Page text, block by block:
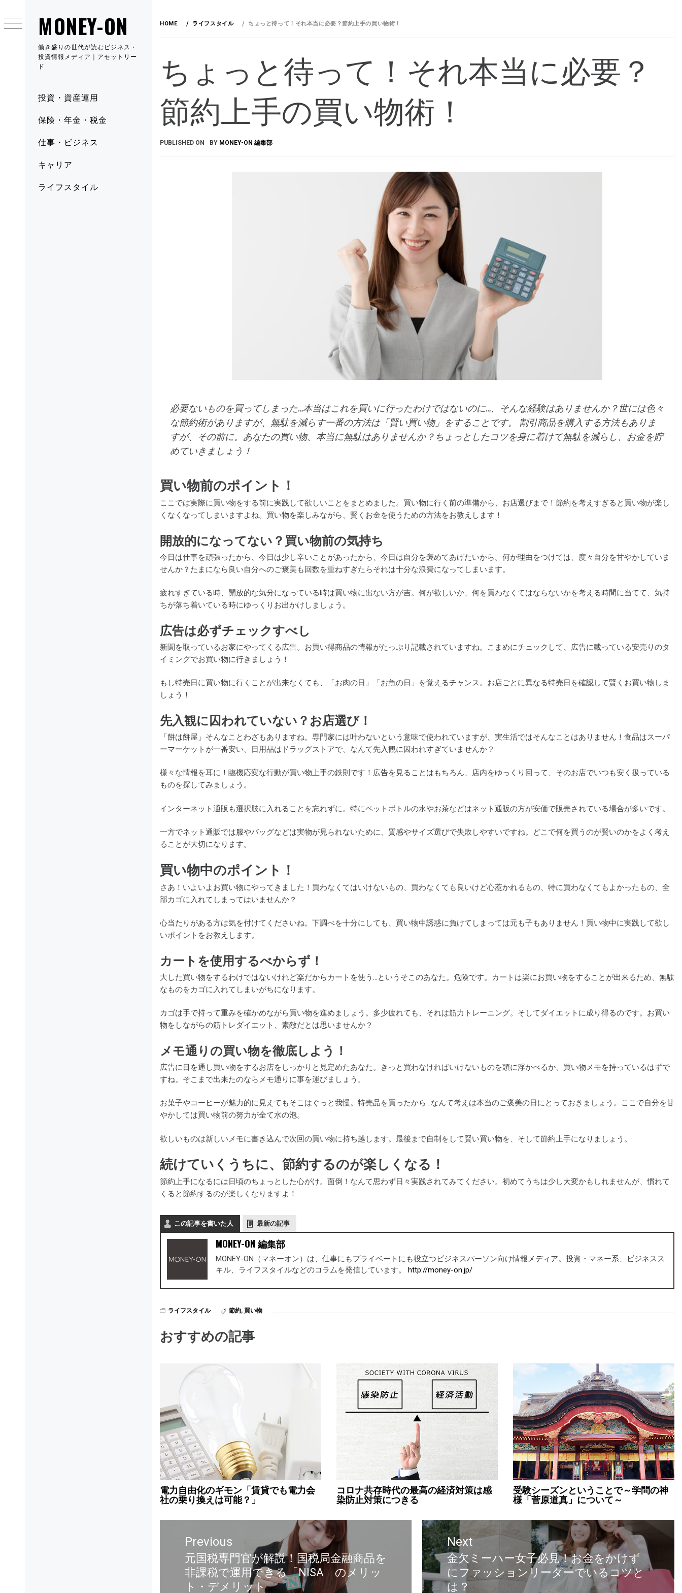
MONEY-ON
働き盛りの世代が読むビジネス・
投資情報メディア｜アセットリー
ド
投資・資産運用
保険・年金・税金
仕事・ビジネス
キャリア
ライフスタイル
HOME ライフスタイル ちょっと待って！それ本当に必要？節約上手の買い物術！
ちょっと待って！それ本当に必要？
節約上手の買い物術！
PUBLISHED ON BY MONEY-ON 編集部
必要ないものを買ってしまった…本当はこれを買いに行ったわけではないのに…、そんな経験はありませんか？世には色々
な節約術がありますが、無駄を減らす一番の方法は「賢い買い物」をすることです。 割引商品を購入する方法もありま
すが、その前に。あなたの買い物、本当に無駄はありませんか？ちょっとしたコツを身に着けて無駄を減らし、お金を貯
めていきましょう！
買い物前のポイント！
ここでは実際に買い物をする前に実践して欲しいことをまとめました。買い物に行く前の準備から、お店選びまで！節約を考えすぎると買い物が楽し
くなくなってしまいますよね。買い物を楽しみながら、賢くお金を使うための方法をお教えします！
開放的になってない？買い物前の気持ち
今日は仕事を頑張ったから、今日は少し辛いことがあったから、今日は自分を褒めてあげたいから。何か理由をつけては、度々自分を甘やかしていま
せんか？たまになら良い自分へのご褒美も回数を重ねすぎたらそれは十分な浪費になってしまいます。
疲れすぎている時、開放的な気分になっている時は買い物に出ない方が吉。何が欲しいか、何を買わなくてはならないかを考える時間に当てて、気持
ちが落ち着いている時にゆっくりお出かけしましょう。
広告は必ずチェックすべし
新聞を取っているお家にやってくる広告。お買い得商品の情報がたっぷり記載されていますね。こまめにチェックして、広告に載っている安売りのタ
イミングでお買い物に行きましょう！
もし特売日に買い物に行くことが出来なくても、「お肉の日」「お魚の日」を覚えるチャンス。お店ごとに異なる特売日を確認して賢くお買い物しま
しょう！
先入観に囚われていない？お店選び！
「餅は餅屋」そんなことわざもありますね。専門家には叶わないという意味で使われていますが、実生活ではそんなことはありません！食品はスーパ
ーマーケットが一番安い、日用品はドラッグストアで、なんて先入観に囚われすぎていませんか？
様々な情報を耳に！臨機応変な行動が買い物上手の鉄則です！広告を見ることはもちろん、店内をゆっくり回って、そのお店でいつも安く扱っている
ものを探してみましょう。
インターネット通販も選択肢に入れることを忘れずに。特にペットボトルの水やお茶などはネット通販の方が安価で販売されている場合が多いです。
一方でネット通販では服やバッグなどは実物が見られないために、質感やサイズ選びで失敗しやすいですね。どこで何を買うのが賢いのかをよく考え
ることが大切になります。
買い物中のポイント！
さあ！いよいよお買い物にやってきました！買わなくてはいけないもの、買わなくても良いけど心惹かれるもの、特に買わなくてもよかったもの、全
部カゴに入れてしまってはいませんか？
心当たりがある方は気を付けてくださいね。下調べを十分にしても、買い物中誘惑に負けてしまっては元も子もありません！買い物中に実践して欲し
いポイントをお教えします。
カートを使用するべからず！
大した買い物をするわけではないけれど楽だからカートを使う…というそこのあなた。危険です。カートは楽にお買い物をすることが出来るため、無駄
なものをカゴに入れてしまいがちになります。
カゴは手で持って重みを確かめながら買い物を進めましょう。多少疲れても、それは筋力トレーニング。そしてダイエットに成り得るのです。お買い
物をしながらの筋トレダイエット、素敵だとは思いませんか？
メモ通りの買い物を徹底しよう！
広告に目を通し買い物をするお店をしっかりと見定めたあなた。きっと買わなければいけないものを頭に浮かべるか、買い物メモを持っているはずで
すね。そこまで出来たのならメモ通りに事を運びましょう。
お菓子やコーヒーが魅力的に見えてもそこはぐっと我慢。特売品を買ったから…なんて考えは本当のご褒美の日にとっておきましょう。ここで自分を甘
やかしては買い物前の努力が全て水の泡。
欲しいものは新しいメモに書き込んで次回の買い物に持ち越します。最後まで自制をして賢い買い物を、そして節約上手になりましょう。
続けていくうちに、節約するのが楽しくなる！
節約上手になるには日頃のちょっとした心がけ。面倒！なんて思わず日々実践されてみてください。初めてうちは少し大変かもしれませんが、慣れて
くると節約するのが楽しくなりますよ！
この記事を書いた人 最新の記事
MONEY-ON 編集部
MONEY-ON（マネーオン）は、仕事にもプライベートにも役立つビジネスパーソン向け情報メディア。投資・マネー系、ビジネスス
キル、ライフスタイルなどのコラムを発信しています。 http://money-on.jp/
ライフスタイル 節約, 買い物
おすすめの記事
電力自由化のギモン「賃貸でも電力会
社の乗り換えは可能？」
コロナ共存時代の最高の経済対策は感
染防止対策につきる
受験シーズンということで～学問の神
様「菅原道真」について～
Previous
元国税専門官が解説！国税局金融商品を
非課税で運用できる「NISA」のメリッ
ト・デメリット
Next
金欠ミーハー女子必見！お金をかけず
にファッションリーダーでいるコツと
は？